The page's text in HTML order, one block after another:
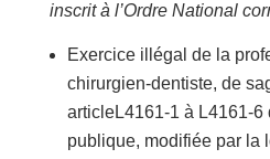
inscrit à l’Ordre National
Exercice illégal de la
chirurgien-dentiste, de
articleL4161-1 à L4161-6
publique, modifiée par la